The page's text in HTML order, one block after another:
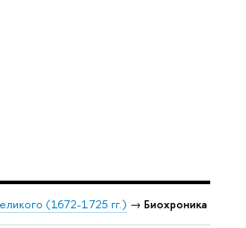
(1672-1725 гг.) → Биохроника